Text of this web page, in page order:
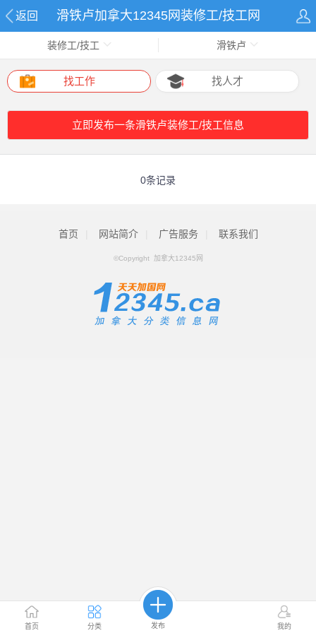
返回 滑铁卢加拿大12345网装修工/技工网
首页 分类 发布 我的
装修工/技工 滑铁卢
找工作 找人才
立即发布一条滑铁卢装修工/技工信息
0条记录
首页 网站简介 广告服务 联系我们
©Copyright 加拿大12345网